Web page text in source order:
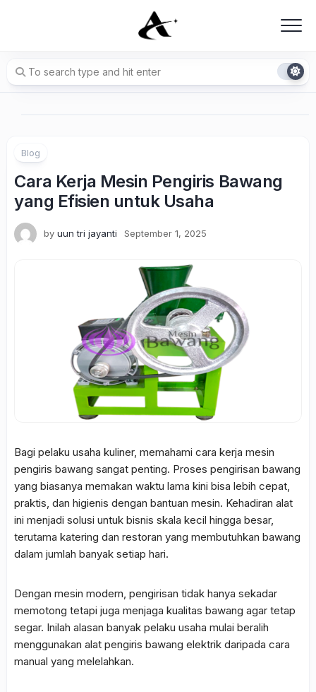
Blog
Cara Kerja Mesin Pengiris Bawang
yang Efisien untuk Usaha
by uun tri jayanti September 1, 2025
Bagi pelaku usaha kuliner, memahami cara kerja mesin
pengiris bawang sangat penting. Proses pengirisan bawang
yang biasanya memakan waktu lama kini bisa lebih cepat,
praktis, dan higienis dengan bantuan mesin. Kehadiran alat
ini menjadi solusi untuk bisnis skala kecil hingga besar,
terutama katering dan restoran yang membutuhkan bawang
dalam jumlah banyak setiap hari.
Dengan mesin modern, pengirisan tidak hanya sekadar
memotong tetapi juga menjaga kualitas bawang agar tetap
segar. Inilah alasan banyak pelaku usaha mulai beralih
menggunakan alat pengiris bawang elektrik daripada cara
manual yang melelahkan.